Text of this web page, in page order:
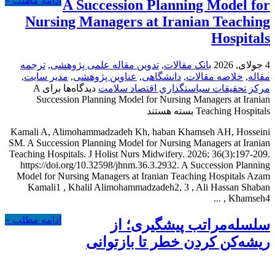
A Succession Planning Model for
Nursing Managers at Iranian Teaching
Hospitals
4 جولای, 2026 بانک مقالات, تدوین مقاله علمی پژوهشی, ترجمه
مقاله, خلاصه مقالات, دانشگاهی, عناوین پژوهشی, مدیر سایت,
مركز تحقيقات سياستگذاري اقتصاد سلامت دیدگاه‌ها
برای A
Succession Planning Model for Nursing Managers at Iranian
Teaching Hospitals بسته هستند
Kamali A, Alimohammadzadeh Kh, haban Khamseh AH, Hosseini
SM. A Succession Planning Model for Nursing Managers at Iranian
Teaching Hospitals. J Holist Nurs Midwifery. 2026; 36(3):197-209.
https://doi.org/10.32598/jhnm.36.3.2932. A Succession Planning
Model for Nursing Managers at Iranian Teaching Hospitals Azam
Kamali1 , Khalil Alimohammadzadeh2, 3 , Ali Hassan Shaban
Khamseh4 , ...
ادامه مطلب »
سلسله‌مراتب پیشگیری؛ از
ریشه‌کن کردن خطر تا بازتوانی